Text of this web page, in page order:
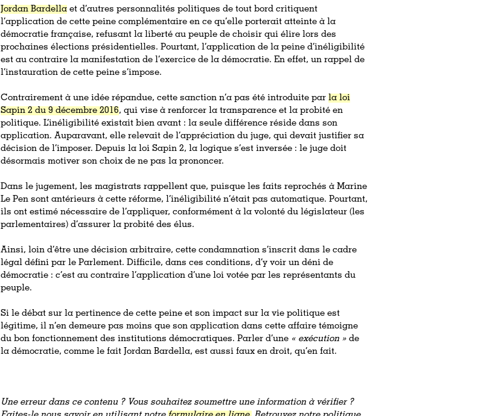
Jordan Bardella et d’autres personnalités politiques de tout bord critiquent
l’application de cette peine complémentaire en ce qu’elle porterait atteinte à la
démocratie française, refusant la liberté au peuple de choisir qui élire lors des
prochaines élections présidentielles. Pourtant, l’application de la peine d’inéligibilité
est au contraire la manifestation de l’exercice de la démocratie. En effet, un rappel de
l’instauration de cette peine s’impose.
Contrairement à une idée répandue, cette sanction n’a pas été introduite parla loi
Sapin 2 du 9 décembre 2016, qui vise à renforcer la transparence et la probité en
politique. L’inéligibilité existait bien avant : la seule différence réside dans son
application. Auparavant, elle relevait de l’appréciation du juge, qui devait justifier sa
décision de l’imposer. Depuis la loi Sapin 2, la logique s’est inversée : le juge doit
désormais motiver son choix de ne pas la prononcer.
Dans le jugement, les magistrats rappellent que, puisque les faits reprochés à Marine
Le Pen sont antérieurs à cette réforme, l’inéligibilité n’était pas automatique. Pourtant,
ils ont estimé nécessaire de l’appliquer, conformément à la volonté du législateur (les
parlementaires) d’assurer la probité des élus.
Ainsi, loin d’être une décision arbitraire, cette condamnation s’inscrit dans le cadre
légal défini par le Parlement. Difficile, dans ces conditions, d’y voir un déni de
démocratie : c’est au contraire l’application d’une loi votée par les représentants du
peuple.
Si le débat sur la pertinence de cette peine et son impact sur la vie politique est
légitime, il n’en demeure pas moins que son application dans cette affaire témoigne
du bon fonctionnement des institutions démocratiques. Parler d’une « exécution »de
la démocratie, comme le fait Jordan Bardella, est aussi faux en droit, qu’en fait.
Une erreur dans ce contenu ? Vous souhaitez soumettre une information à vérifier ?